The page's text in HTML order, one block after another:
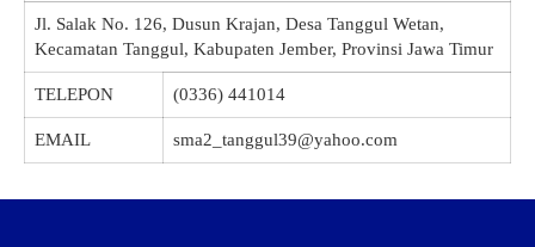
Jl. Salak No. 126, Dusun Krajan, Desa Tanggul Wetan,
Kecamatan Tanggul, Kabupaten Jember, Provinsi Jawa Timur
TELEPON (0336) 441014
EMAIL sma2_tanggul39@yahoo.com